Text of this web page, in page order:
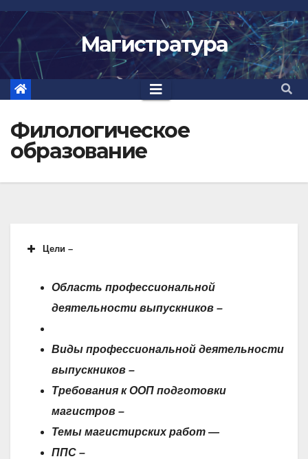
Перейти
содержимому
Магистратура
Филологическое
образование
Цели –
Область профессиональной
деятельности выпускников –
Виды профессиональной деятельности
выпускников –
Требования к ООП подготовки
магистров –
Темы магистирских работ —
ППС –